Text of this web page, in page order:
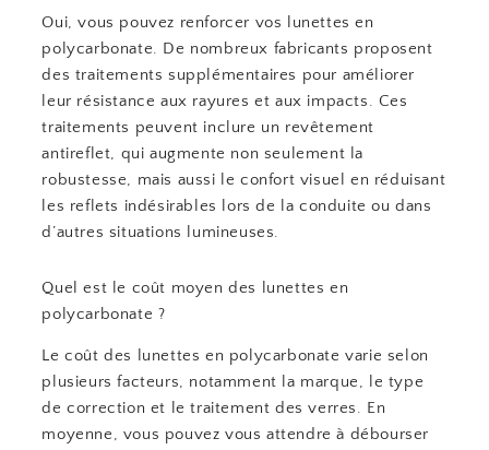
Oui, vous pouvez renforcer vos lunettes en
polycarbonate. De nombreux fabricants proposent
des traitements supplémentaires pour améliorer
leur résistance aux rayures et aux impacts. Ces
traitements peuvent inclure un revêtement
antireflet, qui augmente non seulement la
robustesse, mais aussi le confort visuel en réduisant
les reflets indésirables lors de la conduite ou dans
d’autres situations lumineuses.
Quel est le coût moyen des lunettes en
polycarbonate ?
Le coût des lunettes en polycarbonate varie selon
plusieurs facteurs, notamment la marque, le type
de correction et le traitement des verres. En
moyenne, vous pouvez vous attendre à débourser